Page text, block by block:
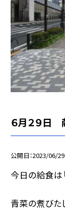
６月２９日
公開日 2023/06/29
今日の給食
青菜の煮びた